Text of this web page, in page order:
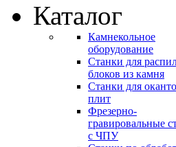
Каталог
Камнекольное
оборудование
Станки для
блоков из камня
Станки для
плит
Фрезерно-
гравировальные
с ЧПУ